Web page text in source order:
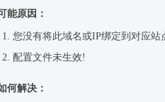
能原因：
您没有将此域名或IP绑定到对应站
配置文件未生效!
何解决：